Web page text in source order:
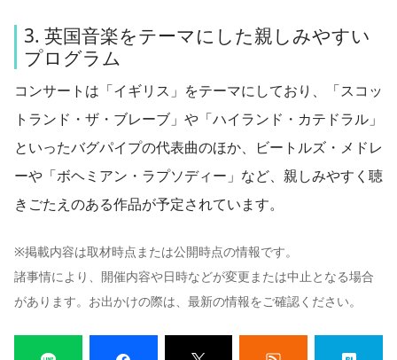
3. 英国音楽をテーマにした親しみやすい
プログラム
コンサートは「イギリス」をテーマにしており、「スコッ
トランド・ザ・ブレーブ」や「ハイランド・カテドラル」
といったバグパイプの代表曲のほか、ビートルズ・メドレ
ーや「ボヘミアン・ラプソディー」など、親しみやすく聴
きごたえのある作品が予定されています。
※掲載内容は取材時点または公開時点の情報です。
諸事情により、開催内容や日時などが変更または中止となる場合
があります。お出かけの際は、最新の情報をご確認ください。